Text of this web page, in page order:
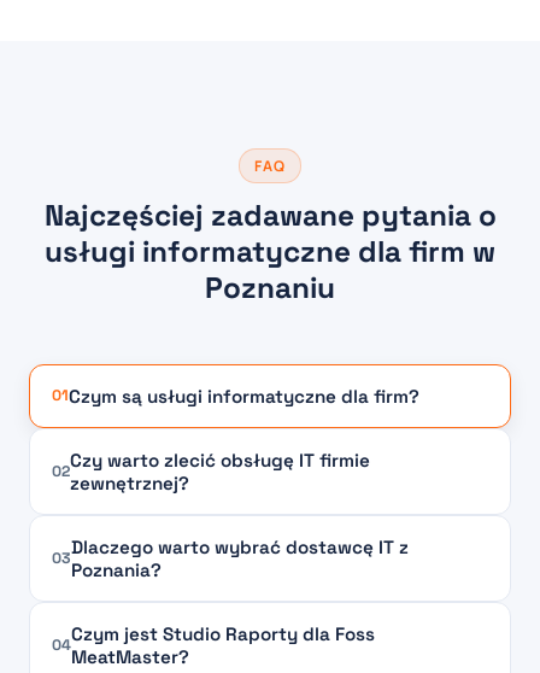
FAQ
Najczęściej zadawane pytania o
usługi informatyczne dla firm w
Poznaniu
01Czym są usługi informatyczne dla firm?
02Czy warto zlecić obsługę IT firmie
zewnętrznej?
03Dlaczego warto wybrać dostawcę IT z
Poznania?
04Czym jest Studio Raporty dla Foss
MeatMaster?